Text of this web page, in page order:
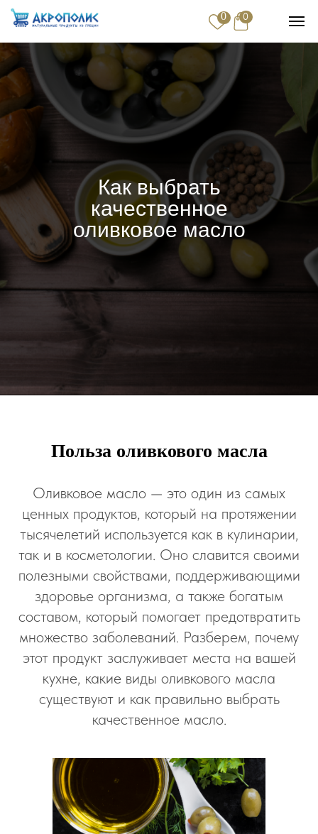
Купить
Контакты
Доставка и оплата
0 0
Как выбрать
качественное
оливковое масло
Польза оливкового масла
Оливковое масло — это один из самых
ценных продуктов, который на протяжении
тысячелетий используется как в кулинарии,
так и в косметологии. Оно славится своими
полезными свойствами, поддерживающими
здоровье организма, а также богатым
составом, который помогает предотвратить
множество заболеваний. Разберем, почему
этот продукт заслуживает места на вашей
кухне, какие виды оливкового масла
существуют и как правильно выбрать
качественное масло.